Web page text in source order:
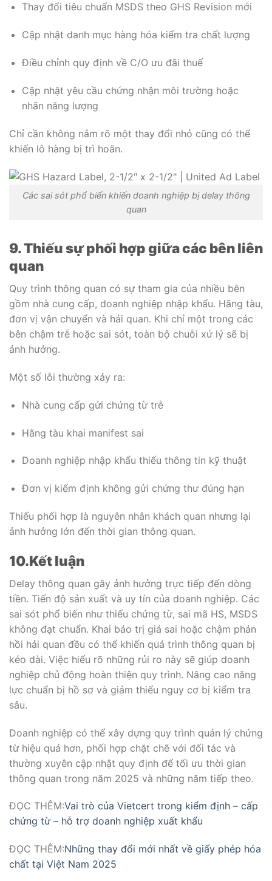
Thay đổi tiêu chuẩn MSDS theo GHS Revision mới
Cập nhật danh mục hàng hóa kiểm tra chất lượng
Điều chỉnh quy định về C/O ưu đãi thuế
Cập nhật yêu cầu chứng nhận môi trường hoặc
nhãn năng lượng
Chỉ cần không nắm rõ một thay đổi nhỏ cũng có thể
khiến lô hàng bị trì hoãn.
Các sai sót phổ biến khiến doanh nghiệp bị delay thông
quan
9. Thiếu sự phối hợp giữa các bên liên
quan
Quy trình thông quan có sự tham gia của nhiều bên
gồm nhà cung cấp, doanh nghiệp nhập khẩu. Hãng tàu,
đơn vị vận chuyển và hải quan. Khi chỉ một trong các
bên chậm trễ hoặc sai sót, toàn bộ chuỗi xử lý sẽ bị
ảnh hưởng.
Một số lỗi thường xảy ra:
Nhà cung cấp gửi chứng từ trễ
Hãng tàu khai manifest sai
Doanh nghiệp nhập khẩu thiếu thông tin kỹ thuật
Đơn vị kiểm định không gửi chứng thư đúng hạn
Thiếu phối hợp là nguyên nhân khách quan nhưng lại
ảnh hưởng lớn đến thời gian thông quan.
10.Kết luận
Delay thông quan gây ảnh hưởng trực tiếp đến dòng
tiền. Tiến độ sản xuất và uy tín của doanh nghiệp. Các
sai sót phổ biến như thiếu chứng từ, sai mã HS, MSDS
không đạt chuẩn. Khai báo trị giá sai hoặc chậm phản
hồi hải quan đều có thể khiến quá trình thông quan bị
kéo dài. Việc hiểu rõ những rủi ro này sẽ giúp doanh
nghiệp chủ động hoàn thiện quy trình. Nâng cao năng
lực chuẩn bị hồ sơ và giảm thiểu nguy cơ bị kiểm tra
sâu.
Doanh nghiệp có thể xây dựng quy trình quản lý chứng
từ hiệu quả hơn, phối hợp chặt chẽ với đối tác và
thường xuyên cập nhật quy định để tối ưu thời gian
thông quan trong năm 2025 và những năm tiếp theo.
ĐỌC THÊM:Vai trò của Vietcert trong kiểm định – cấp
chứng từ – hỗ trợ doanh nghiệp xuất khẩu
ĐỌC THÊM:Những thay đổi mới nhất về giấy phép hóa
chất tại Việt Nam 2025